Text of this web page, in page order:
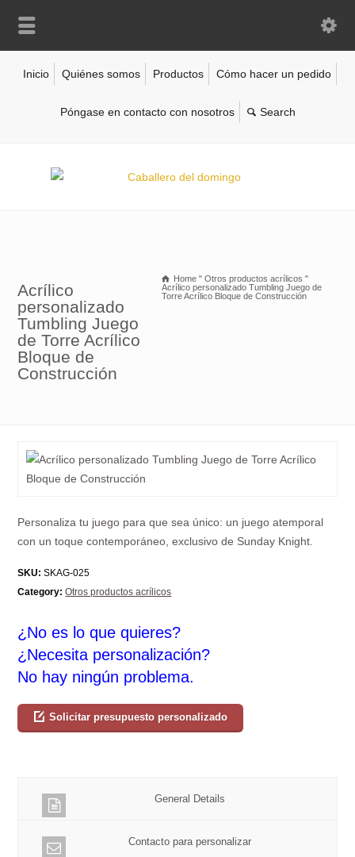
Inicio Quiénes somos Productos Cómo hacer un pedido
Póngase en contacto con nosotros
Acrílico
personalizado
Tumbling Juego
de Torre Acrílico
Bloque de
Construcción
Home " Otros productos acrílicos "
Acrílico personalizado Tumbling Juego de
Torre Acrílico Bloque de Construcción
Personaliza tu juego para que sea único: un juego atemporal
con un toque contemporáneo, exclusivo de Sunday Knight.
SKU: SKAG-025
Category: Otros productos acrílicos
¿No es lo que quieres?
¿Necesita personalización?
No hay ningún problema.
Solicitar presupuesto personalizado
General Details
Contacto para personalizar